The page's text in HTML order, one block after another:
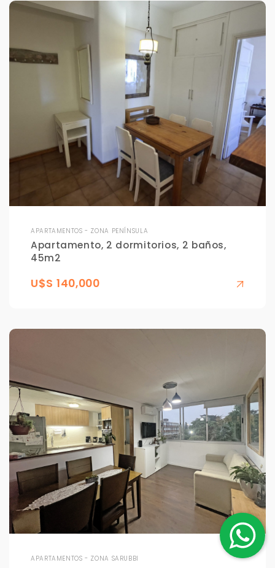
APARTAMENTOS - ZONA PENÍNSULA
Apartamento, 2 dormitorios, 2 baños,
45m2
U$S 140,000
APARTAMENTOS - ZONA SARUBBI